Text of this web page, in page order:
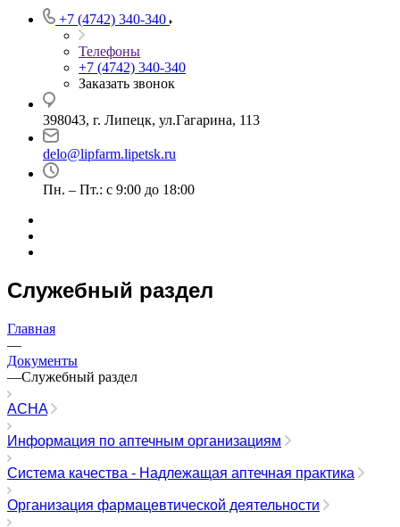
+7 (4742) 340-340
Телефоны
+7 (4742) 340-340
Заказать звонок
398043, г. Липецк, ул.Гагарина, 113
delo@lipfarm.lipetsk.ru
Пн. – Пт.: с 9:00 до 18:00
Служебный раздел
Главная
—
Документы
—Служебный раздел
ACHA
Информация по аптечным организациям
Система качества - Надлежащая аптечная практика
Организация фармацевтической деятельности